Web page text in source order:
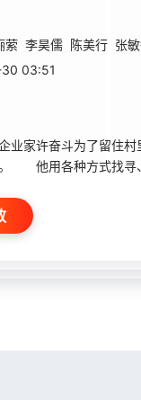
萦 李昊儒 陈美行 张
03:51
家许奋斗为了留住村
他用各种方式找寻